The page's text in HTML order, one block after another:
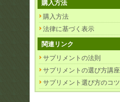
購入方法
購入方法
法律に基づく表示
関連リンク
サプリメントの法則
サプリメントの選び方講座
サプリメント選び方のコツ